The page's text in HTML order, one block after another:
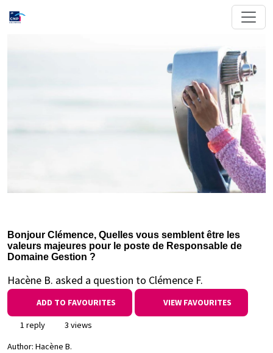
Bonjour Clémence, Quelles vous semblent être les
valeurs majeures pour le poste de Responsable de
Domaine Gestion ?
Hacène B. asked a question to Clémence F.
ADD TO FAVOURITES VIEW FAVOURITES
1 reply
3 views
Author: Hacène B.